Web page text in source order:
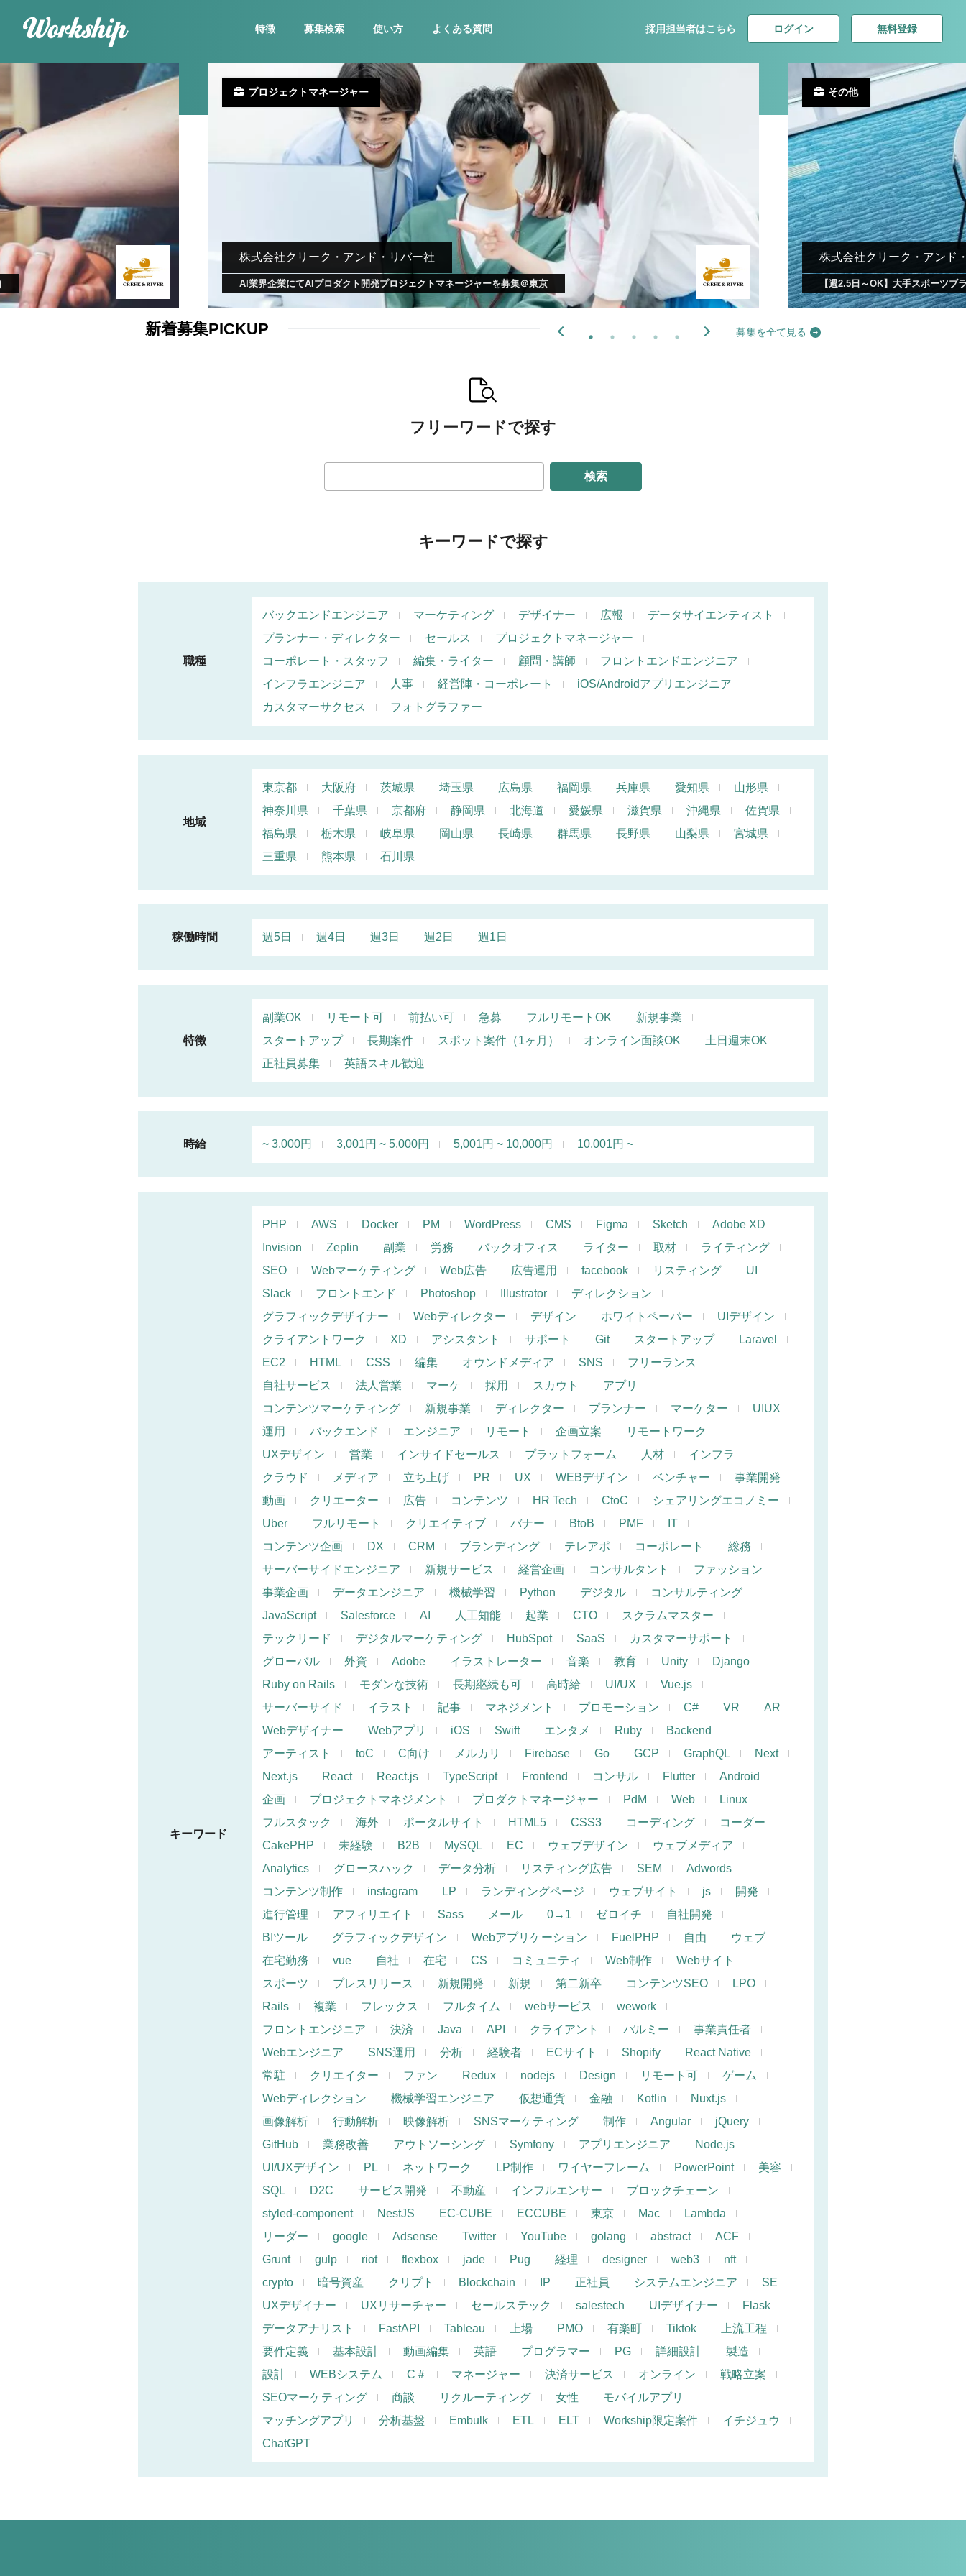
特徴 募集検索 使い方 よくある質問 採用担当者はこちら ログイン 無料登録
新着募集PICKUP 募集を全て見る
株式会社クリーク・アンド・リバー社
AI業界企業にてAIプロダクト開発プロジェクトマネージャーを募集＠東京
プロジェクトマネージャー
株式会社クリーク・アンド
【週2.5日～OK】大手スポーツブ
その他
フリーワードで探す
検索
キーワードで探す
職種
バックエンドエンジニア マーケティング デザイナー 広報
データサイエンティスト
プランナー・ディレクター
セールス
プロジェクトマネージャー
コーポレート・スタッフ
編集・ライター 顧問・講師
フロントエンドエンジニア
インフラエンジニア
人事 経営陣・コーポレート
iOS/Androidアプリエンジニア
カスタマーサクセス
フォトグラファー
地域
東京都 大阪府 茨城県 埼玉県 広島県 福岡県 兵庫県 愛知県
山形県
神奈川県
千葉県 京都府 静岡県 北海道 愛媛県 滋賀県 沖縄県
佐賀県
福島県
栃木県 岐阜県 岡山県 長崎県 群馬県 長野県 山梨県
宮城県
三重県
熊本県 石川県
稼働時間 週5日 週4日 週3日 週2日 週1日
特徴
副業OK リモート可 前払い可 急募 フルリモートOK
新規事業
スタートアップ
長期案件 スポット案件（1ヶ月） オンライン面談OK
土日週末OK
正社員募集
英語スキル歓迎
時給 ~ 3,000円 3,001円 ~ 5,000円 5,001円 ~ 10,000円 10,001円 ~
キーワード
PHP AWS Docker PM WordPress CMS Figma Sketch
Adobe XD
Invision
Zeplin 副業 労務 バックオフィス ライター 取材
ライティング
SEO
Webマーケティング Web広告 広告運用 facebook リスティング
UI
Slack
フロントエンド Photoshop Illustrator
ディレクション
グラフィックデザイナー
Webディレクター デザイン ホワイトペーパー
UIデザイン
クライアントワーク
XD アシスタント サポート Git スタートアップ
Laravel
EC2
HTML CSS 編集 オウンドメディア SNS
フリーランス
自社サービス
法人営業 マーケ 採用 スカウト
アプリ
コンテンツマーケティング
新規事業 ディレクター プランナー マーケター
UIUX
運用
バックエンド エンジニア リモート 企画立案
リモートワーク
UXデザイン
営業 インサイドセールス プラットフォーム 人材
インフラ
クラウド
メディア 立ち上げ PR UX WEBデザイン ベンチャー
事業開発
動画
クリエーター 広告 コンテンツ HR Tech CtoC
シェアリングエコノミー
Uber
フルリモート クリエイティブ バナー BtoB PMF
IT
コンテンツ企画
DX CRM ブランディング テレアポ コーポレート
総務
サーバーサイドエンジニア
新規サービス 経営企画 コンサルタント
ファッション
事業企画
データエンジニア 機械学習 Python デジタル
コンサルティング
JavaScript
Salesforce AI 人工知能 起業 CTO
スクラムマスター
テックリード
デジタルマーケティング HubSpot SaaS
カスタマーサポート
グローバル
外資 Adobe イラストレーター 音楽 教育 Unity
Django
Ruby on Rails
モダンな技術 長期継続も可 高時給 UI/UX
Vue.js
サーバーサイド
イラスト 記事 マネジメント プロモーション C# VR
AR
Webデザイナー
Webアプリ iOS Swift エンタメ Ruby
Backend
アーティスト
toC C向け メルカリ Firebase Go GCP GraphQL
Next
Next.js
React React.js TypeScript Frontend コンサル Flutter
Android
企画
プロジェクトマネジメント プロダクトマネージャー PdM Web
Linux
フルスタック
海外 ポータルサイト HTML5 CSS3 コーディング
コーダー
CakePHP
未経験 B2B MySQL EC ウェブデザイン
ウェブメディア
Analytics
グロースハック データ分析 リスティング広告 SEM
Adwords
コンテンツ制作
instagram LP ランディングページ ウェブサイト js
開発
進行管理
アフィリエイト Sass メール 0→1 ゼロイチ
自社開発
BIツール
グラフィックデザイン Webアプリケーション FuelPHP 自由
ウェブ
在宅勤務
vue 自社 在宅 CS コミュニティ Web制作
Webサイト
スポーツ
プレスリリース 新規開発 新規 第二新卒 コンテンツSEO
LPO
Rails
複業 フレックス フルタイム webサービス
wework
フロントエンジニア
決済 Java API クライアント パルミー
事業責任者
Webエンジニア
SNS運用 分析 経験者 ECサイト Shopify
React Native
常駐
クリエイター ファン Redux nodejs Design リモート可
ゲーム
Webディレクション
機械学習エンジニア 仮想通貨 金融 Kotlin
Nuxt.js
画像解析
行動解析 映像解析 SNSマーケティング 制作 Angular
jQuery
GitHub
業務改善 アウトソーシング Symfony アプリエンジニア
Node.js
UI/UXデザイン
PL ネットワーク LP制作 ワイヤーフレーム PowerPoint
美容
SQL
D2C サービス開発 不動産 インフルエンサー
ブロックチェーン
styled-component
NestJS EC-CUBE ECCUBE 東京 Mac
Lambda
リーダー
google Adsense Twitter YouTube golang abstract
ACF
Grunt
gulp riot flexbox jade Pug 経理 designer web3
nft
crypto
暗号資産 クリプト Blockchain IP 正社員 システムエンジニア
SE
UXデザイナー
UXリサーチャー セールステック salestech UIデザイナー
Flask
データアナリスト
FastAPI Tableau 上場 PMO 有楽町 Tiktok
上流工程
要件定義
基本設計 動画編集 英語 プログラマー PG 詳細設計
製造
設計
WEBシステム C＃ マネージャー 決済サービス オンライン
戦略立案
SEOマーケティング
商談 リクルーティング 女性
モバイルアプリ
マッチングアプリ
分析基盤 Embulk ETL ELT Workship限定案件
イチジュウ
ChatGPT